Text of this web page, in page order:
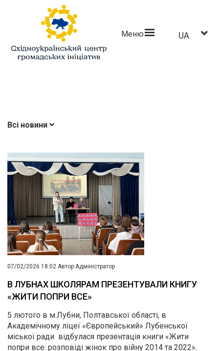
Меню UA
Всі новини
07/02/2026 18:02 Автор:Адміністратор
В ЛУБНАХ ШКОЛЯРАМ ПРЕЗЕНТУВАЛИ КНИГУ
«ЖИТИ ПОПРИ ВСЕ»
5 лютого в м.Лубни, Полтавської області, в
Академічному ліцеї «Європейський» Лубенської
міської ради відбулася презентація книги «Жити
попри все: розповіді жінок про війну 2014 та 2022».